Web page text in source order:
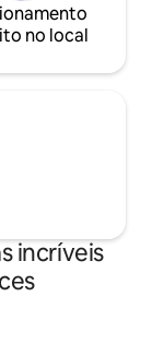
no local
incríveis